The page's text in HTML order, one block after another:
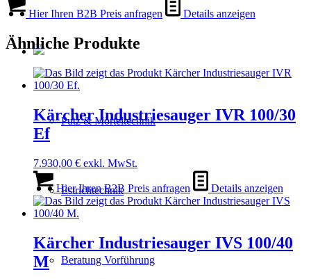
Putz & Mörteltechnik
Estrichtechnik
Beratung Vorführung
Hier Ihren B2B Preis anfragen Details anzeigen
Ähnliche Produkte
Kärcher Industriesauger IVR 100/30
Ef
7.930,00 € exkl. MwSt.
Hier Ihren B2B Preis anfragen Details anzeigen
Kärcher Industriesauger IVS 100/40
M